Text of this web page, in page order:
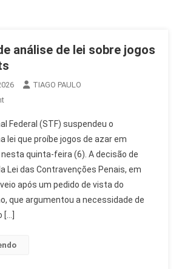
análise de lei sobre jogos
TIAGO PAULO
On
Suspende
Análise
De
Lei
Sobre
Jogos
De
Federal (STF) suspendeu o
lei que proíbe jogos de azar em
quinta-feira (6). A decisão de
Lei das Contravenções Penais, em
após um pedido de vista do
que argumentou a necessidade de